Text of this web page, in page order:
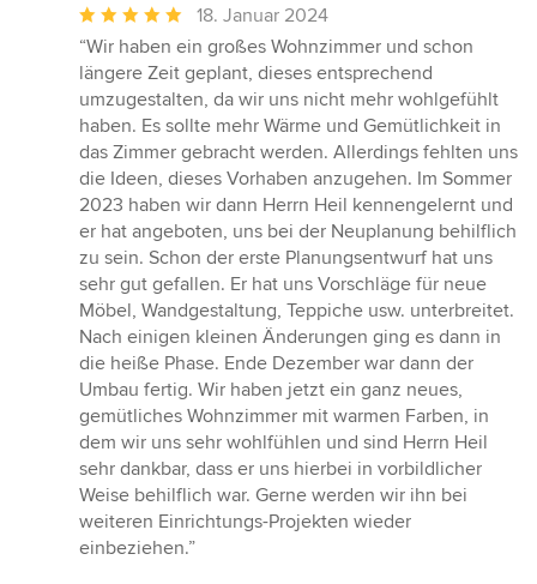
Durchschnittliche
Bewertung:
5
von
5
Sternen
18. Januar 2024
“Wir haben ein großes Wohnzimmer und schon
längere Zeit geplant, dieses entsprechend
umzugestalten, da wir uns nicht mehr wohlgefühlt
haben. Es sollte mehr Wärme und Gemütlichkeit in
das Zimmer gebracht werden. Allerdings fehlten uns
die Ideen, dieses Vorhaben anzugehen. Im Sommer
2023 haben wir dann Herrn Heil kennengelernt und
er hat angeboten, uns bei der Neuplanung behilflich
zu sein. Schon der erste Planungsentwurf hat uns
sehr gut gefallen. Er hat uns Vorschläge für neue
Möbel, Wandgestaltung, Teppiche usw. unterbreitet.
Nach einigen kleinen Änderungen ging es dann in
die heiße Phase. Ende Dezember war dann der
Umbau fertig. Wir haben jetzt ein ganz neues,
gemütliches Wohnzimmer mit warmen Farben, in
dem wir uns sehr wohlfühlen und sind Herrn Heil
sehr dankbar, dass er uns hierbei in vorbildlicher
Weise behilflich war. Gerne werden wir ihn bei
weiteren Einrichtungs-Projekten wieder
einbeziehen.”